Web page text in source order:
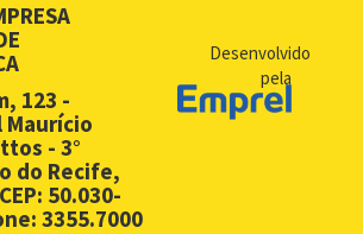
Simplificado para Contribuintes de Outros
de Senha Web - PF
de Senha Web - PJ
Premio
123 -
Maurício
- 3°
do Recife,
50.030-
3355.7000
Desenvolvido
pela